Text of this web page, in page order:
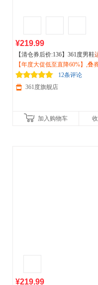
¥219.99
【清仓券后价:136】361度男鞋
2026冬季加绒加厚高帮防滑东
雪地靴672446716A
【年度大促低至直降60%】,叠
减150/600减230,立即抢购！
12条评论
361度旗舰店
加入购物车
¥219.99